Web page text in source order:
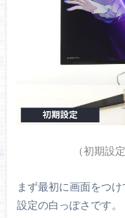
保証
（初期設
まず最初に画面をつ
設定の白っぽさです。